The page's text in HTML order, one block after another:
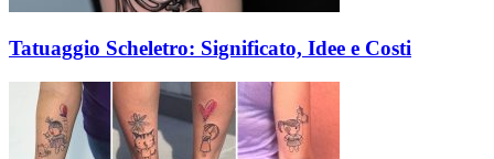
Tatuaggio Scheletro: Significato, Idee e Costi